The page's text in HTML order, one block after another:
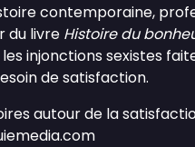
contemporaine,
du livre Histoire du
injonctions sexistes
de satisfaction.
autour de la